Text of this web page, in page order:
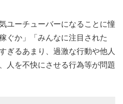
ユーチューバーになることに憧
ぐか」「みんなに注目された
ぎるあまり、過激な行動や他人
人を不快にさせる行為等が問題